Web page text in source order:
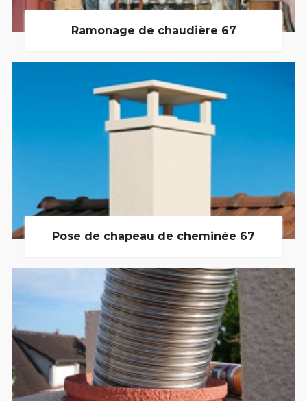
Ramonage de chaudière 67
Pose de chapeau de cheminée 67